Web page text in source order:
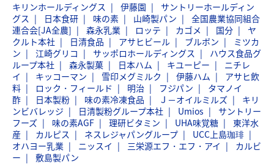
キリンホールディングス 伊藤園
サントリーホールディン
グス
日本食研 味の素 山崎製パン
全国農業協同組合
連合会[JA全農]
森永乳業 ロッテ カゴメ 国分
ヤ
クルト本社
日清食品 アサヒビール ブルボン
ミツカ
ン
江崎グリコ サッポロホールディングス
ハウス食品グ
ループ本社
森永製菓 日本ハム キユーピー
ニチレ
イ
キッコーマン 雪印メグミルク 伊藤ハム
アサヒ飲
料
ロック・フィールド 明治 フジパン
タマノイ
酢
日本製粉 味の素冷凍食品 Ｊ－オイルミルズ
キリ
ンビバレッジ
日清製粉グループ本社 Umios
サントリー
フーズ
味の素AGF 理研ビタミン UHA味覚糖
東洋水
産
カルピス ネスレジャパングループ
UCC上島珈琲
オハヨー乳業
ニッスイ 三栄源エフ・エフ・アイ
カルビ
ー
敷島製パン